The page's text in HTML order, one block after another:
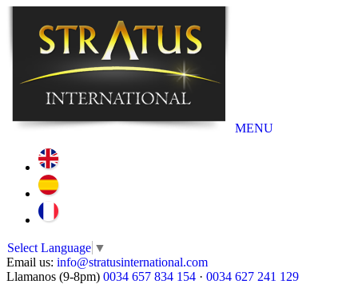
MENU
Select Language ▼
Email us: info@stratusinternational.com
Llamanos (9-8pm) 0034 657 834 154 · 0034 627 241 129